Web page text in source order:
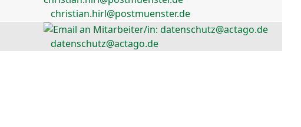
christian.hirl@postmuenster.de
datenschutz@actago.de